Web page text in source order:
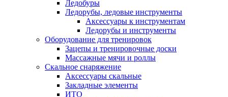
Ледобуры
Ледорубы, ледовые инструменты
Аксессуары к инструментам
Ледорубы и инструменты
Оборудование для тренировок
Зацепы и тренировочные доски
Массажные мячи и роллы
Скальное снаряжение
Аксессуары скальные
Закладные элементы
ИТО